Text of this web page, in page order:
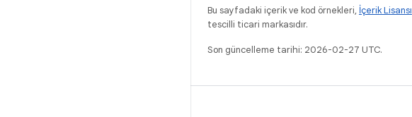
Bu sayfadaki içerik ve kod örnekleri, İçerik Lisansı
tescilli ticari markasıdır.
Son güncelleme tarihi: 2026-02-27 UTC.